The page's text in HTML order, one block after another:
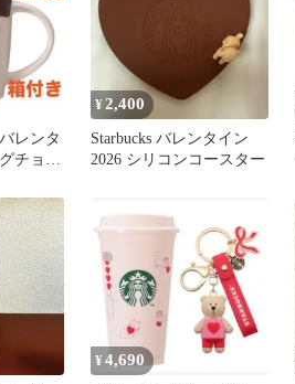
レンタ
チョコ
¥2,400
Starbucks バレンタイン
2026 シリコンコースター
¥ 4,690